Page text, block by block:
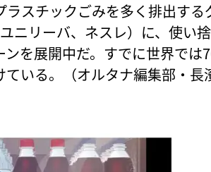
スチックごみを多く排出する
ニリーバ、ネスレ）に、使い
を展開中だ。すでに世界では
いる。（オルタナ編集部・長